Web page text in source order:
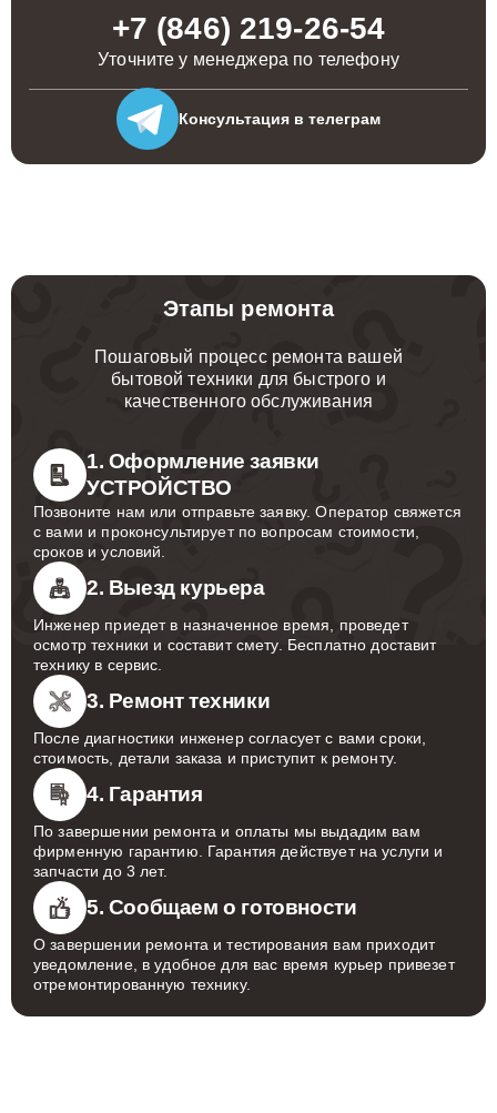
+7 (846) 219-26-54
Уточните у менеджера по телефону
Консультация в телеграм
Этапы ремонта
Пошаговый процесс ремонта вашей
бытовой техники для быстрого и
качественного обслуживания
1. Оформление заявки
УСТРОЙСТВО
Позвоните нам или отправьте заявку. Оператор свяжется
с вами и проконсультирует по вопросам стоимости,
сроков и условий.
2. Выезд курьера
Инженер приедет в назначенное время, проведет
осмотр техники и составит смету. Бесплатно доставит
технику в сервис.
3. Ремонт техники
После диагностики инженер согласует с вами сроки,
стоимость, детали заказа и приступит к ремонту.
4. Гарантия
По завершении ремонта и оплаты мы выдадим вам
фирменную гарантию. Гарантия действует на услуги и
запчасти до 3 лет.
5. Сообщаем о готовности
О завершении ремонта и тестирования вам приходит
уведомление, в удобное для вас время курьер привезет
отремонтированную технику.